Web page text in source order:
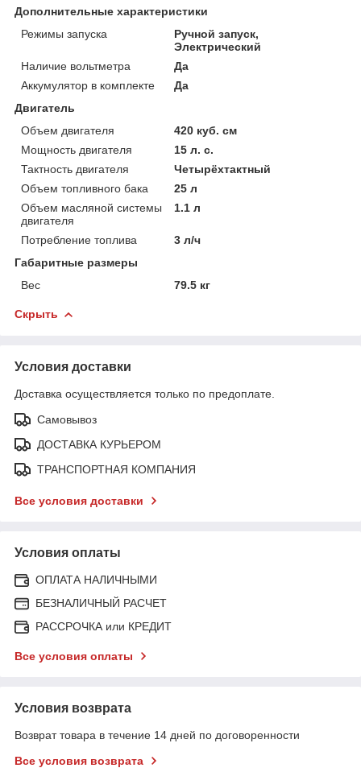
Дополнительные характеристики
Режимы запуска
Ручной запуск,
Электрический
Наличие вольтметра
Да
Аккумулятор в комплекте
Да
Двигатель
Объем двигателя
420 куб. см
Мощность двигателя
15 л. с.
Тактность двигателя
Четырёхтактный
Объем топливного бака
25 л
Объем масляной системы
двигателя
1.1 л
Потребление топлива
3 л/ч
Габаритные размеры
Вес
79.5 кг
Скрыть
Условия доставки
Доставка осуществляется только по предоплате.
Самовывоз
ДОСТАВКА КУРЬЕРОМ
ТРАНСПОРТНАЯ КОМПАНИЯ
Все условия доставки
Условия оплаты
ОПЛАТА НАЛИЧНЫМИ
БЕЗНАЛИЧНЫЙ РАСЧЕТ
РАССРОЧКА или КРЕДИТ
Все условия оплаты
Условия возврата
Возврат товара в течение 14 дней по договоренности
Все условия возврата